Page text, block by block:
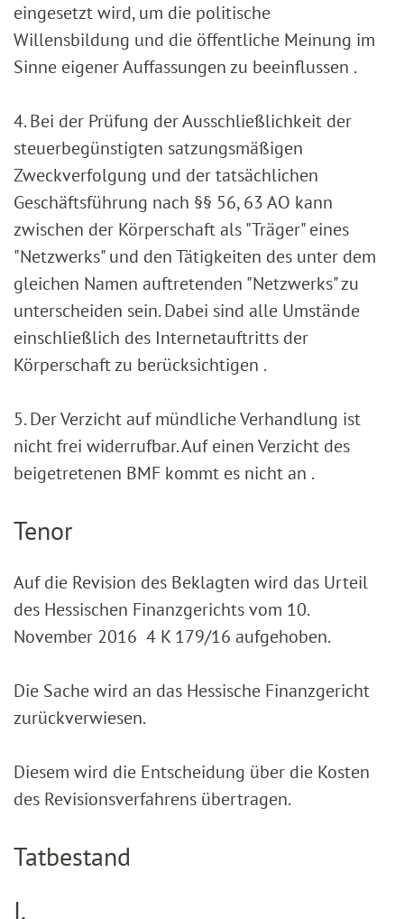
eingesetzt wird, um die politische
Willensbildung und die öffentliche Meinung im
Sinne eigener Auffassungen zu beeinflussen .
4. Bei der Prüfung der Ausschließlichkeit der
steuerbegünstigten satzungsmäßigen
Zweckverfolgung und der tatsächlichen
Geschäftsführung nach §§ 56, 63 AO kann
zwischen der Körperschaft als "Träger" eines
"Netzwerks" und den Tätigkeiten des unter dem
gleichen Namen auftretenden "Netzwerks" zu
unterscheiden sein. Dabei sind alle Umstände
einschließlich des Internetauftritts der
Körperschaft zu berücksichtigen .
5. Der Verzicht auf mündliche Verhandlung ist
nicht frei widerrufbar. Auf einen Verzicht des
beigetretenen BMF kommt es nicht an .
Tenor
Auf die Revision des Beklagten wird das Urteil
des Hessischen Finanzgerichts vom 10.
November 2016 4 K 179/16 aufgehoben.
Die Sache wird an das Hessische Finanzgericht
zurückverwiesen.
Diesem wird die Entscheidung über die Kosten
des Revisionsverfahrens übertragen.
Tatbestand
I.